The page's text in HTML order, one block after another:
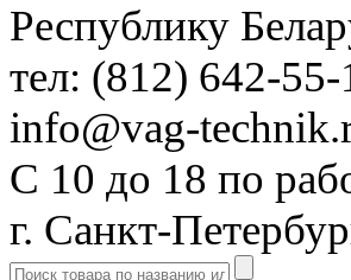
Республику
тел: (812) 642-55-
info@vag-
С 10 до 18 по
г. Санкт-